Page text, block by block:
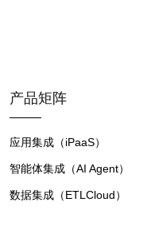
产品矩阵
应用集成（iPaaS）
智能体集成（AI Agent）
数据集成（ETLCloud）